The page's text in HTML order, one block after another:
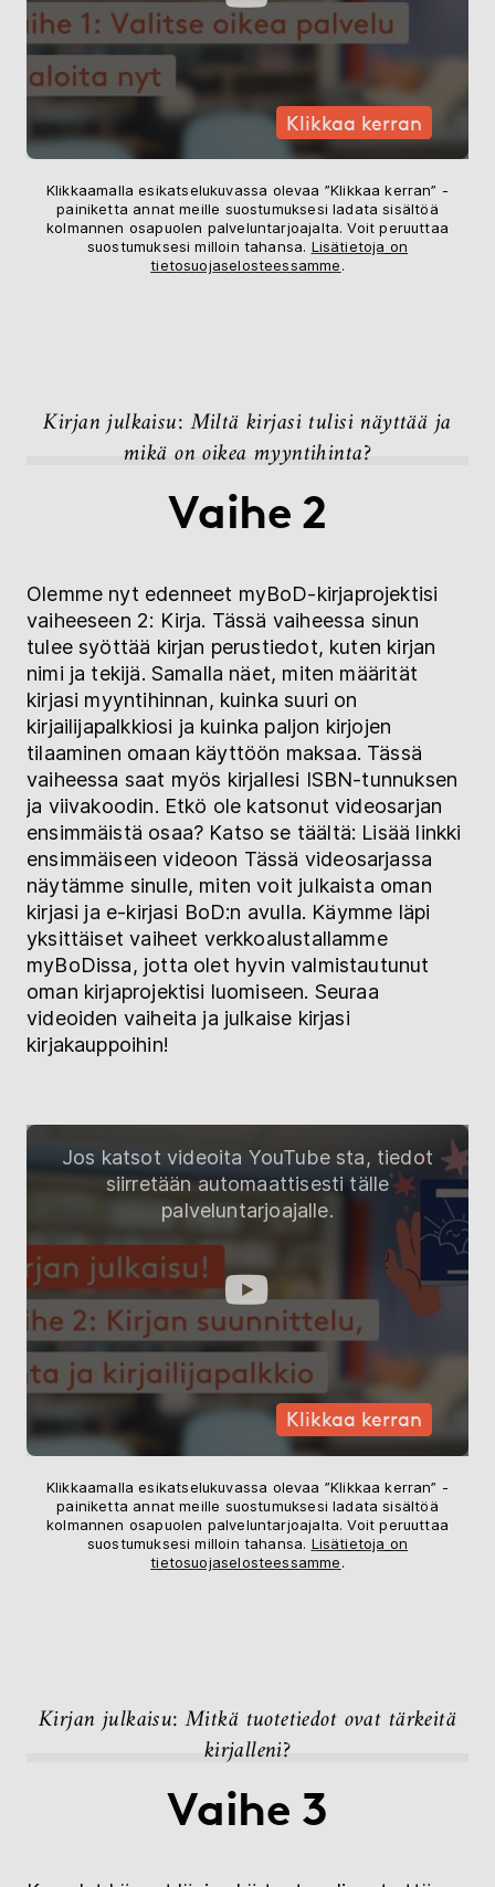
Klikkaa kerran
Klikkaamalla esikatselukuvassa olevaa ”Klikkaa kerran” -
painiketta annat meille suostumuksesi ladata sisältöä
kolmannen osapuolen palveluntarjoajalta. Voit peruuttaa
suostumuksesi milloin tahansa. Lisätietoja on
tietosuojaselosteessamme.
Kirjan julkaisu: Miltä kirjasi tulisi näyttää ja
mikä on oikea myyntihinta?
Vaihe 2
Olemme nyt edenneet myBoD-kirjaprojektisi
vaiheeseen 2: Kirja. Tässä vaiheessa sinun
tulee syöttää kirjan perustiedot, kuten kirjan
nimi ja tekijä. Samalla näet, miten määrität
kirjasi myyntihinnan, kuinka suuri on
kirjailijapalkkiosi ja kuinka paljon kirjojen
tilaaminen omaan käyttöön maksaa. Tässä
vaiheessa saat myös kirjallesi ISBN-tunnuksen
ja viivakoodin. Etkö ole katsonut videosarjan
ensimmäistä osaa? Katso se täältä: Lisää linkki
ensimmäiseen videoon Tässä videosarjassa
näytämme sinulle, miten voit julkaista oman
kirjasi ja e-kirjasi BoD:n avulla. Käymme läpi
yksittäiset vaiheet verkkoalustallamme
myBoDissa, jotta olet hyvin valmistautunut
oman kirjaprojektisi luomiseen. Seuraa
videoiden vaiheita ja julkaise kirjasi
kirjakauppoihin!
Jos katsot videoita YouTube sta, tiedot
siirretään automaattisesti tälle
palveluntarjoajalle.
Klikkaa kerran
Klikkaamalla esikatselukuvassa olevaa ”Klikkaa kerran” -
painiketta annat meille suostumuksesi ladata sisältöä
kolmannen osapuolen palveluntarjoajalta. Voit peruuttaa
suostumuksesi milloin tahansa. Lisätietoja on
tietosuojaselosteessamme.
Kirjan julkaisu: Mitkä tuotetiedot ovat tärkeitä
kirjalleni?
Vaihe 3